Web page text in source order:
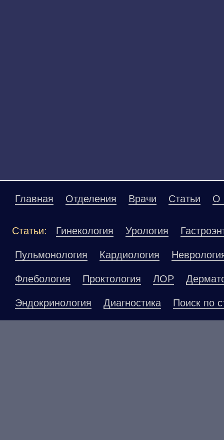
Главная Отделения Врачи Статьи О
Статьи: Гинекология Урология
Пульмонология Кардиология
Флебология Проктология ЛОР
Эндокринология Диагностика Поиск по